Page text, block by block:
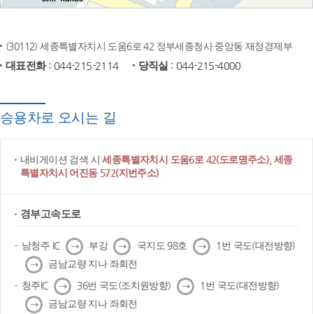
(30112) 세종특별자치시 도움6로 42 정부세종청사 중앙동 재정경제부
대표전화: 044-215-2114 당직실 : 044-215-4000
승용차로 오시는 길
내비게이션 검색 시세종특별자치시 도움6로 42(도로명주소), 세종
특별자치시 어진동 572(지번주소)
경부고속도로
남청주 IC 다
음
부강 다
음
국지도 98호 다
음
1번 국도(대전방향)
다
음
금남교량 지나 좌회전
청주IC 다
음
36번 국도(조치원방향) 다
음
1번 국도(대전방향)
다
금남교량 지나 좌회전